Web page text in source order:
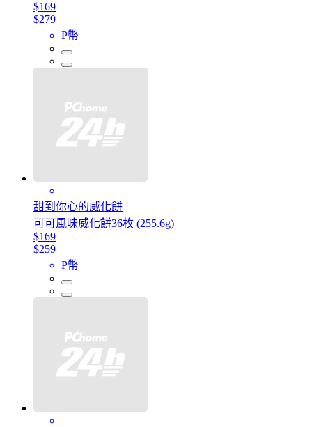
$169
$279
P幣
甜到你心的威化餅
可可風味威化餅36枚 (255.6g)
$169
$259
P幣